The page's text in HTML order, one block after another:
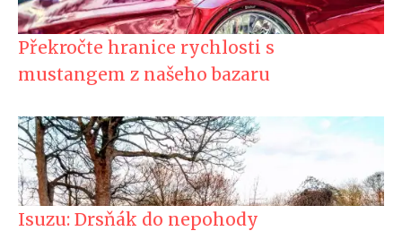
Překročte hranice rychlosti s
mustangem z našeho bazaru
Isuzu: Drsňák do nepohody